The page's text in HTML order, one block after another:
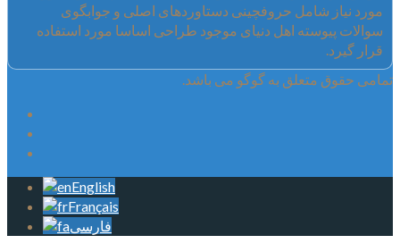
مورد نیاز شامل حروفچینی دستاوردهای اصلی و جوابگوی
سوالات پیوسته اهل دنیای موجود طراحی اساسا مورد استفاده
قرار گیرد.
تمامی حقوق متعلق به گوگو می باشد.
English
Français
فارسی